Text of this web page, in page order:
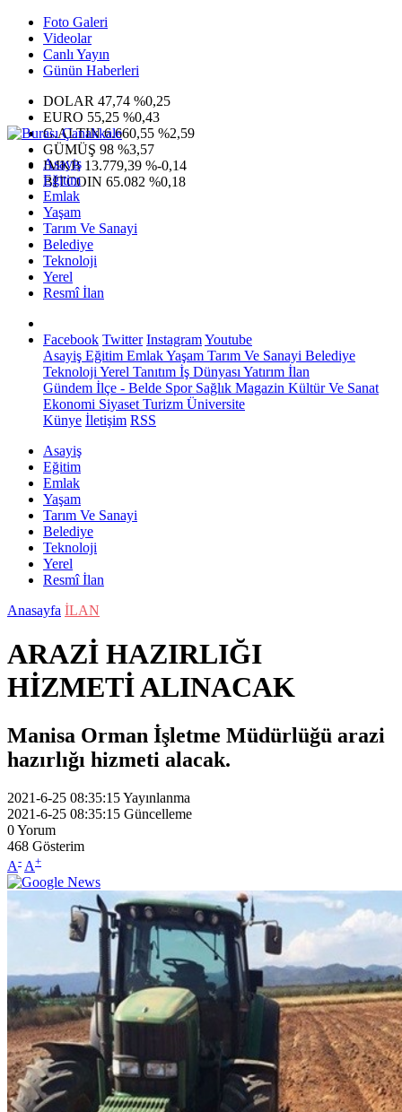
Foto Galeri
Videolar
Canlı Yayın
Günün Haberleri
DOLAR 47,74 %0,25
EURO 55,25 %0,43
G.ALTIN6.660,55 %2,59
GÜMÜŞ 98 %3,57
IMKB 13.779,39 %-0,14
BITCOIN 65.082 %0,18
Asayiş
Eğitim
Emlak
Yaşam
Tarım Ve Sanayi
Belediye
Teknoloji
Yerel
Resmî İlan
Facebook Twitter InstagramYoutube
Asayiş Eğitim EmlakYaşam Tarım Ve Sanayi Belediye
Teknoloji Yerel Tanıtım İş Dünyası Yatırım İlan
Gündem İlçe - Belde SporSağlık Magazin Kültür Ve Sanat
Ekonomi Siyaset Turizm Üniversite
Künye İletişim RSS
Asayiş
Eğitim
Emlak
Yaşam
Tarım Ve Sanayi
Belediye
Teknoloji
Yerel
Resmî İlan
Anasayfa İLAN
ARAZİ HAZIRLIĞI
HİZMETİ ALINACAK
Manisa Orman İşletme Müdürlüğü arazi
hazırlığı hizmeti alacak.
2021-6-25 08:35:15Yayınlanma
2021-6-25 08:35:15 Güncelleme
0Yorum
468 Gösterim
A- A+